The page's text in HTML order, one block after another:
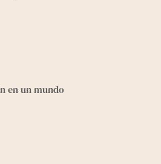
en un mundo